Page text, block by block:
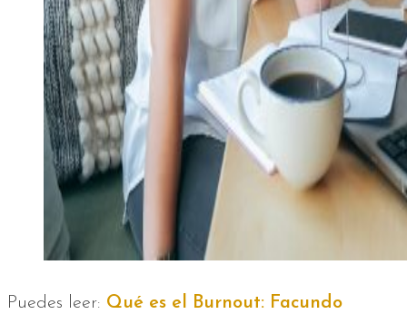
Puedes leer: Qué es el Burnout: Facundo